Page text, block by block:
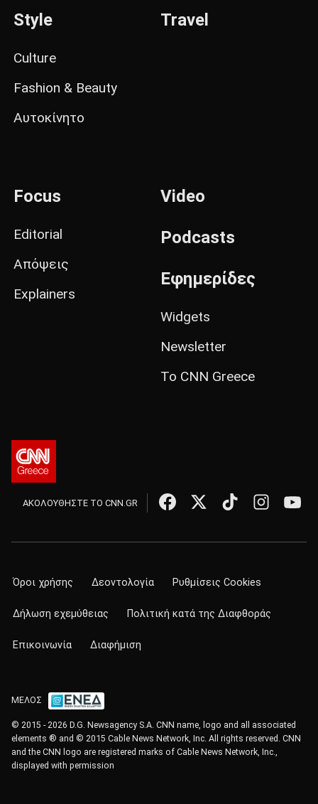
Style
Culture
Fashion & Beauty
Αυτοκίνητο
Travel
Focus
Editorial
Απόψεις
Explainers
Video
Podcasts
Εφημερίδες
Widgets
Newsletter
Το CNN Greece
ΑΚΟΛΟΥΘΗΣΤΕ ΤΟ CNN.GR
Όροι χρήσης Δεοντολογία Ρυθμίσεις Cookies
Δήλωση εχεμύθειας Πολιτική κατά της Διαφθοράς
Επικοινωνία Διαφήμιση
ΜΕΛΟΣ
© 2015 - 2026 D.G. Newsagency S.A. CNN name, logo and all associated
elements ® and © 2015 Cable News Network, Inc. All rights reserved. CNN
and the CNN logo are registered marks of Cable News Network, Inc.,
displayed with permission